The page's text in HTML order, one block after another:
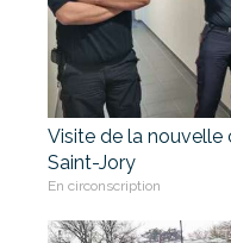
Visite de la nouvelle
Saint-Jory
En circonscription